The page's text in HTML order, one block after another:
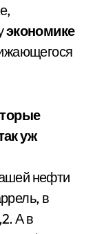
экономике
уж
нефти
в
А в